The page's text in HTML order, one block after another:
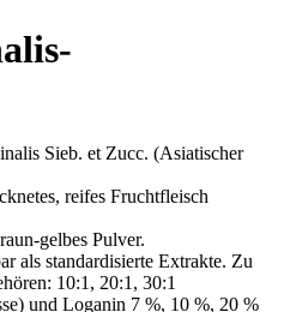
Sieb. et Zucc. (Asiatischer
reifes Fruchtfleisch
gelbes Pulver.
als standardisierte Extrakte. Zu
10:1, 20:1, 30:1
und Loganin 7 %, 10 %, 20 %